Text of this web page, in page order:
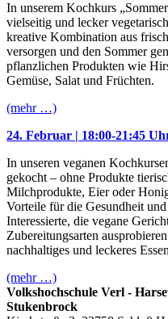
In unserem Kochkurs
vielseitig und lecker
kreative Kombination aus
versorgen und den Sommer
pflanzlichen Produkten wie
Gemüse, Salat und Früchten.
(mehr …)
24. Februar | 18:00-21:45
In unseren veganen
gekocht – ohne Produkte
Milchprodukte, Eier oder
Vorteile für die Gesundheit
Interessierte, die vegane
Zubereitungsarten
nachhaltiges und leckeres
(mehr …)
Volkshochschule Verl -
Stukenbrock